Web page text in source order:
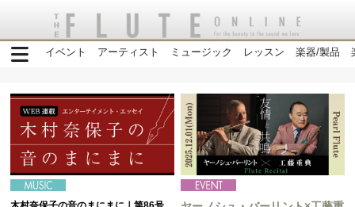
イベント アーティスト ミュージック レッスン 楽器/製品